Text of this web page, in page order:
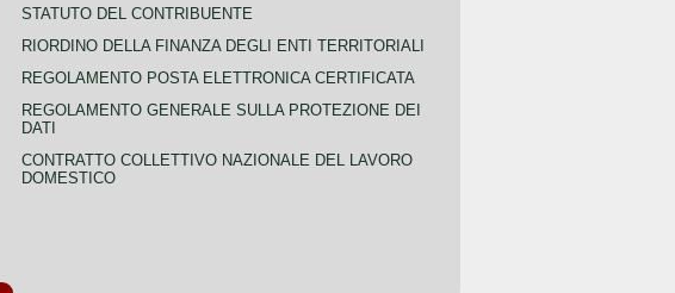
STATUTO DEL CONTRIBUENTE
RIORDINO DELLA FINANZA DEGLI ENTI TERRITORIALI
REGOLAMENTO POSTA ELETTRONICA CERTIFICATA
REGOLAMENTO GENERALE SULLA PROTEZIONE DEI
DATI
CONTRATTO COLLETTIVO NAZIONALE DEL LAVORO
DOMESTICO